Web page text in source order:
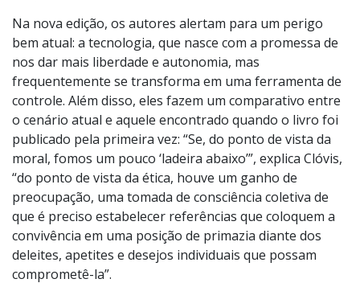
coisas. Mas, quando é comum, é preciso diminuir a
frequência”.
Na nova edição, os autores alertam para um perigo
bem atual: a tecnologia, que nasce com a promessa de
nos dar mais liberdade e autonomia, mas
frequentemente se transforma em uma ferramenta de
controle. Além disso, eles fazem um comparativo entre
o cenário atual e aquele encontrado quando o livro foi
publicado pela primeira vez: “Se, do ponto de vista da
moral, fomos um pouco ‘ladeira abaixo’”, explica Clóvis,
“do ponto de vista da ética, houve um ganho de
preocupação, uma tomada de consciência coletiva de
que é preciso estabelecer referências que coloquem a